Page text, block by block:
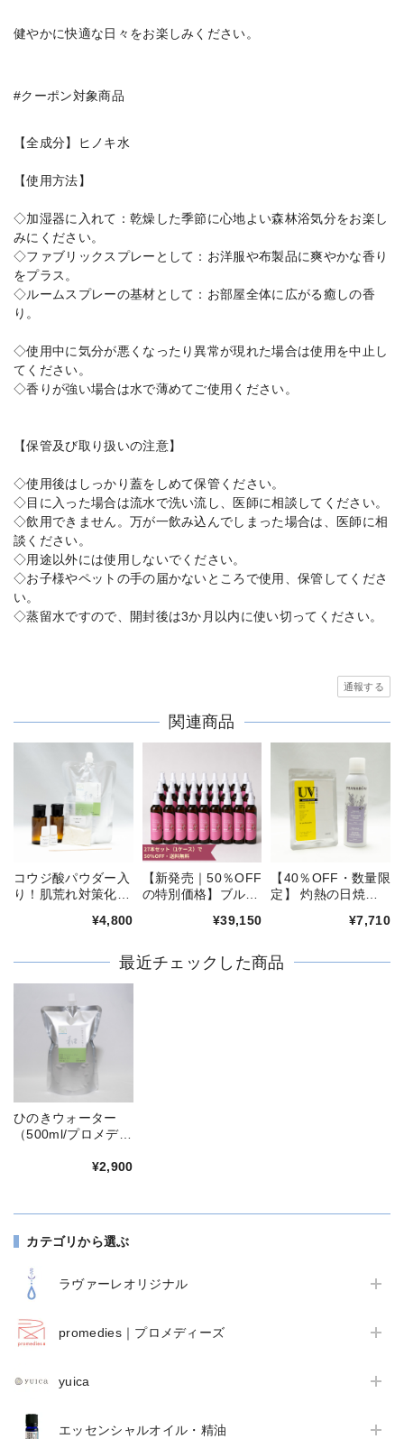
カテゴリから選ぶ
ラヴァーレオリジナル
promedies｜プロメディーズ
yuica
エッセンシャルオイル・精油
健やかに快適な日々をお楽しみください。
#クーポン対象商品
【全成分】ヒノキ水
【使用方法】
◇加湿器に入れて：乾燥した季節に心地よい森林浴気分をお楽し
みにください。
◇ファブリックスプレーとして：お洋服や布製品に爽やかな香り
をプラス。
◇ルームスプレーの基材として：お部屋全体に広がる癒しの香
り。
◇使用中に気分が悪くなったり異常が現れた場合は使用を中止し
てください。
◇香りが強い場合は水で薄めてご使用ください。
【保管及び取り扱いの注意】
◇使用後はしっかり蓋をしめて保管ください。
◇目に入った場合は流水で洗い流し、医師に相談してください。
◇飲用できません。万が一飲み込んでしまった場合は、医師に相
談ください。
◇用途以外には使用しないでください。
◇お子様やペットの手の届かないところで使用、保管してくださ
い。
◇蒸留水ですので、開封後は3か月以内に使い切ってください。
通報する
関連商品
コウジ酸パウダー入
り！肌荒れ対策化粧
¥4,800
【新発売｜50％OFF
の特別価格】ブルガ
ズウォーター
ース〉
¥39,150
【40％OFF・数量限
定】 灼熱の日焼け
¥7,710
最近チェックした商品
ひのきウォーター
（500ml/プロメディ
¥2,900